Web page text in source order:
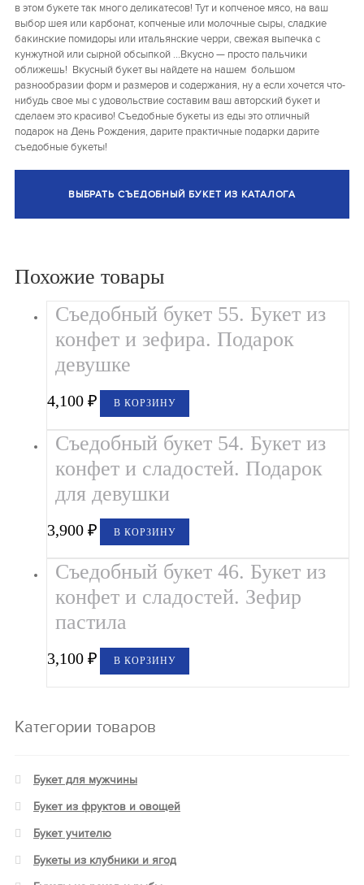
в этом букете так много деликатесов! Тут и копченое мясо, на ваш
выбор шея или карбонат, копченые или молочные сыры, сладкие
бакинские помидоры или итальянские черри, свежая выпечка с
кунжутной или сырной обсыпкой …Вкусно — просто пальчики
оближешь! Вкусный букет вы найдете на нашем большом
разнообразии форм и размеров и содержания, ну а если хочется что-
нибудь свое мы с удовольствие составим ваш авторский букет и
сделаем это красиво! Съедобные букеты из еды это отличный
подарок на День Рождения, дарите практичные подарки дарите
съедобные букеты!
ВЫБРАТЬ СЪЕДОБНЫЙ БУКЕТ ИЗ КАТАЛОГА
Похожие товары
Съедобный букет 55. Букет из
конфет и зефира. Подарок
девушке
4,100₽ В КОРЗИНУ
Съедобный букет 54. Букет из
конфет и сладостей. Подарок
для девушки
3,900₽ В КОРЗИНУ
Съедобный букет 46. Букет из
конфет и сладостей. Зефир
пастила
3,100₽ В КОРЗИНУ
Категории товаров
Букет для мужчины
Букет из фруктов и овощей
Букет учителю
Букеты из клубники и ягод